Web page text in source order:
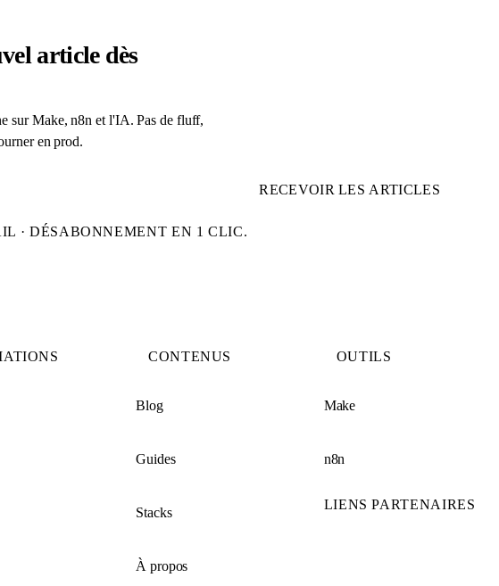
article dès
sur Make, n8n et l'IA. Pas de fluff,
en prod.
RECEVOIR LES ARTICLES
· DÉSABONNEMENT EN 1 CLIC.
CONTENUS
Blog
Guides
Stacks
À propos
OUTILS
Make
n8n
LIENS PARTENAIRES